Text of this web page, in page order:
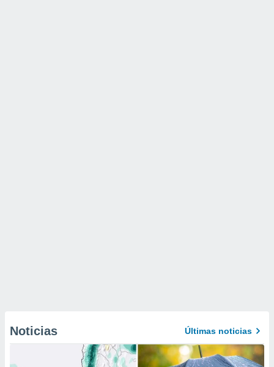
Noticias Últimas noticias